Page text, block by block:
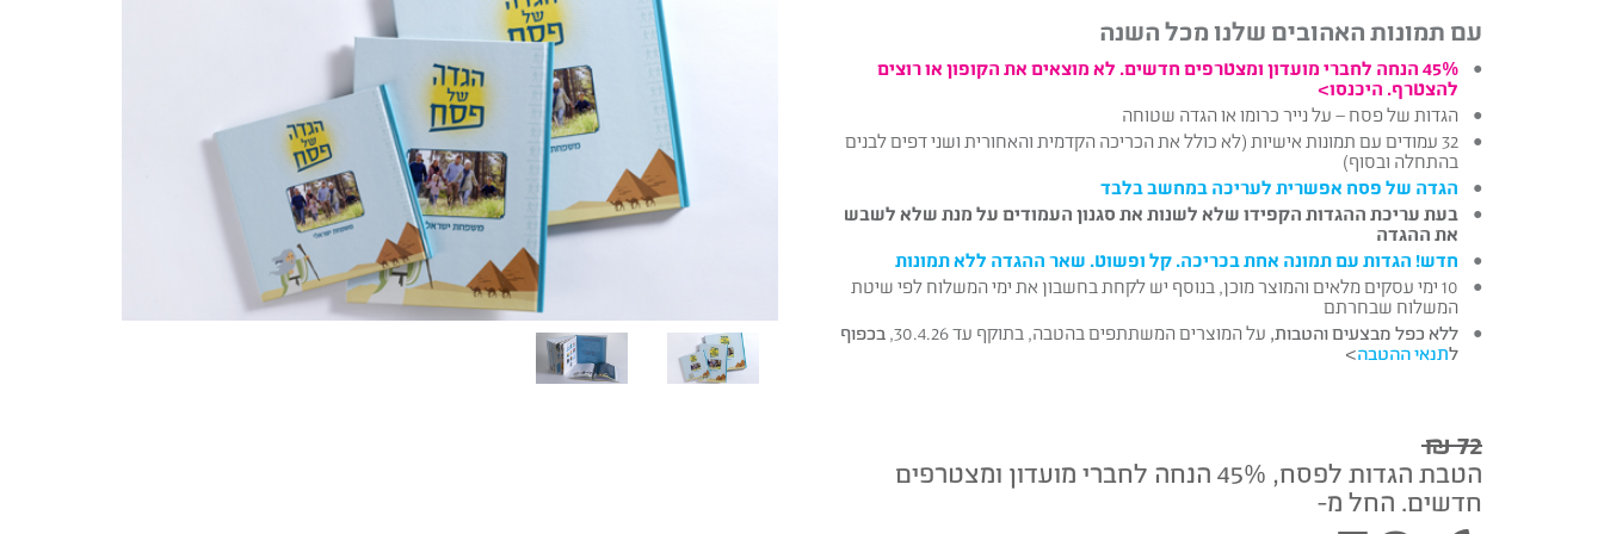
עם תמונות האהובים שלנו מכל השנה
45% הנחה לחברי מועדון ומצטרפים חדשים. לא מוצאים את הקופון או רוצים
להצטרף. היכנסו>
הגדות של פסח – על נייר כרומו או הגדה שטוחה
32 עמודים עם תמונות אישיות (לא כולל את הכריכה הקדמית והאחורית ושני דפים לבנים
בהתחלה ובסוף)
הגדה של פסח אפשרית לעריכה במחשב בלבד
בעת עריכת ההגדות הקפידו שלא לשנות את סגנון העמודים על מנת שלא לשבש
את ההגדה
חדש! הגדות עם תמונה אחת בכריכה. קל ופשוט. שאר ההגדה ללא תמונות
10 ימי עסקים מלאים והמוצר מוכן, בנוסף יש לקחת בחשבון את ימי המשלוח לפי שיטת
המשלוח שבחרתם
ללא כפל מבצעים והטבות, על המוצרים המשתתפים בהטבה, בתוקף עד 30.4.26,
בכפוף
לתנאי ההטבה>
72 ₪
הטבת הגדות לפסח, 45% הנחה לחברי מועדון ומצטרפים
חדשים. החל מ-